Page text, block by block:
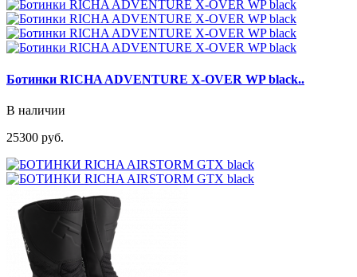
Ботинки RICHA ADVENTURE X-OVER WP black..
В наличии
25300 руб.